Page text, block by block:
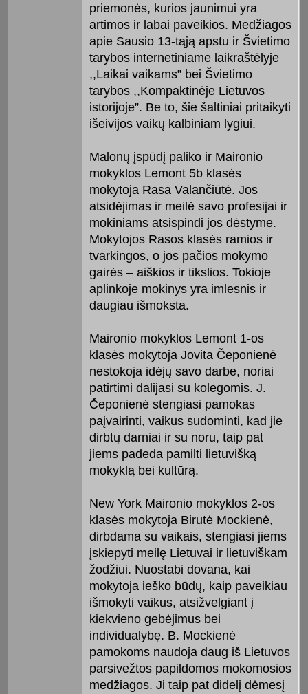
priemonės, kurios jaunimui yra
artimos ir labai paveikios. Medžiagos
apie Sausio 13-tąją apstu ir Švietimo
tarybos internetiniame laikraštėlyje
,,Laikai vaikams” bei Švietimo
tarybos ,,Kompaktinėje Lietuvos
istorijoje”. Be to, šie šaltiniai pritaikyti
išeivijos vaikų kalbiniam lygiui.
Malonų įspūdį paliko ir Maironio
mokyklos Lemont 5b klasės
mokytoja Rasa Valančiūtė. Jos
atsidėjimas ir meilė savo profesijai ir
mokiniams atsispindi jos dėstyme.
Mokytojos Rasos klasės ramios ir
tvarkingos, o jos pačios mokymo
gairės – aiškios ir tikslios. Tokioje
aplinkoje mokinys yra imlesnis ir
daugiau išmoksta.
Maironio mokyklos Lemont 1-os
klasės mokytoja Jovita Čeponienė
nestokoja idėjų savo darbe, noriai
patirtimi dalijasi su kolegomis. J.
Čeponienė stengiasi pamokas
paįvairinti, vaikus sudominti, kad jie
dirbtų darniai ir su noru, taip pat
jiems padeda pamilti lietuvišką
mokyklą bei kultūrą.
New York Maironio mokyklos 2-os
klasės mokytoja Birutė Mockienė,
dirbdama su vaikais, stengiasi jiems
įskiepyti meilę Lietuvai ir lietuviškam
žodžiui. Nuostabi dovana, kai
mokytoja ieško būdų, kaip paveikiau
išmokyti vaikus, atsižvelgiant į
kiekvieno gebėjimus bei
individualybę. B. Mockienė
pamokoms naudoja daug iš Lietuvos
parsivežtos papildomos mokomosios
medžiagos. Ji taip pat didelį dėmesį